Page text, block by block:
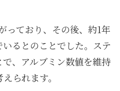
っており、その後、約1年
るとのことでした。ステ
、アルブミン数値を維持
られます。